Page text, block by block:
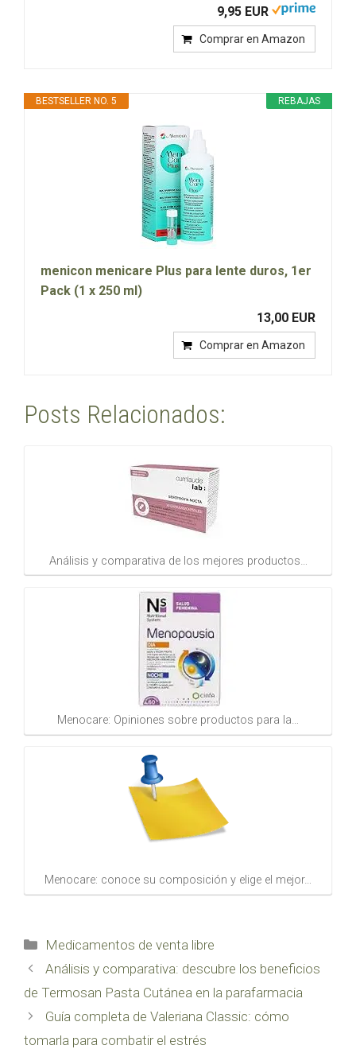
9,95 EUR
Comprar en Amazon
REBAJAS
BESTSELLER NO. 5
menicon menicare Plus para lente duros, 1er
Pack (1 x 250 ml)
13,00 EUR
Comprar en Amazon
Posts Relacionados:
Análisis y comparativa de los mejores productos…
Menocare: Opiniones sobre productos para la…
Menocare: conoce su composición y elige el mejor…
Categorías
Medicamentos de venta libre
Análisis y comparativa: descubre los beneficios
de Termosan Pasta Cutánea en la parafarmacia
Guía completa de Valeriana Classic: cómo
tomarla para combatir el estrés